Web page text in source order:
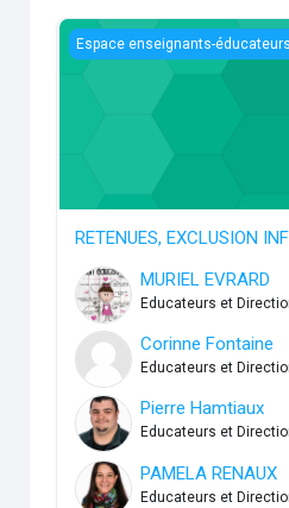
RETENUES, EXCLUSION
Espace enseignants-éducateurs
RETENUES, EXCLUSION
MURIEL EVRARD
Educateurs et
Corinne Fontaine
Educateurs et
Pierre Hamtiaux
Educateurs et
PAMELA RENAUX
Educateurs et